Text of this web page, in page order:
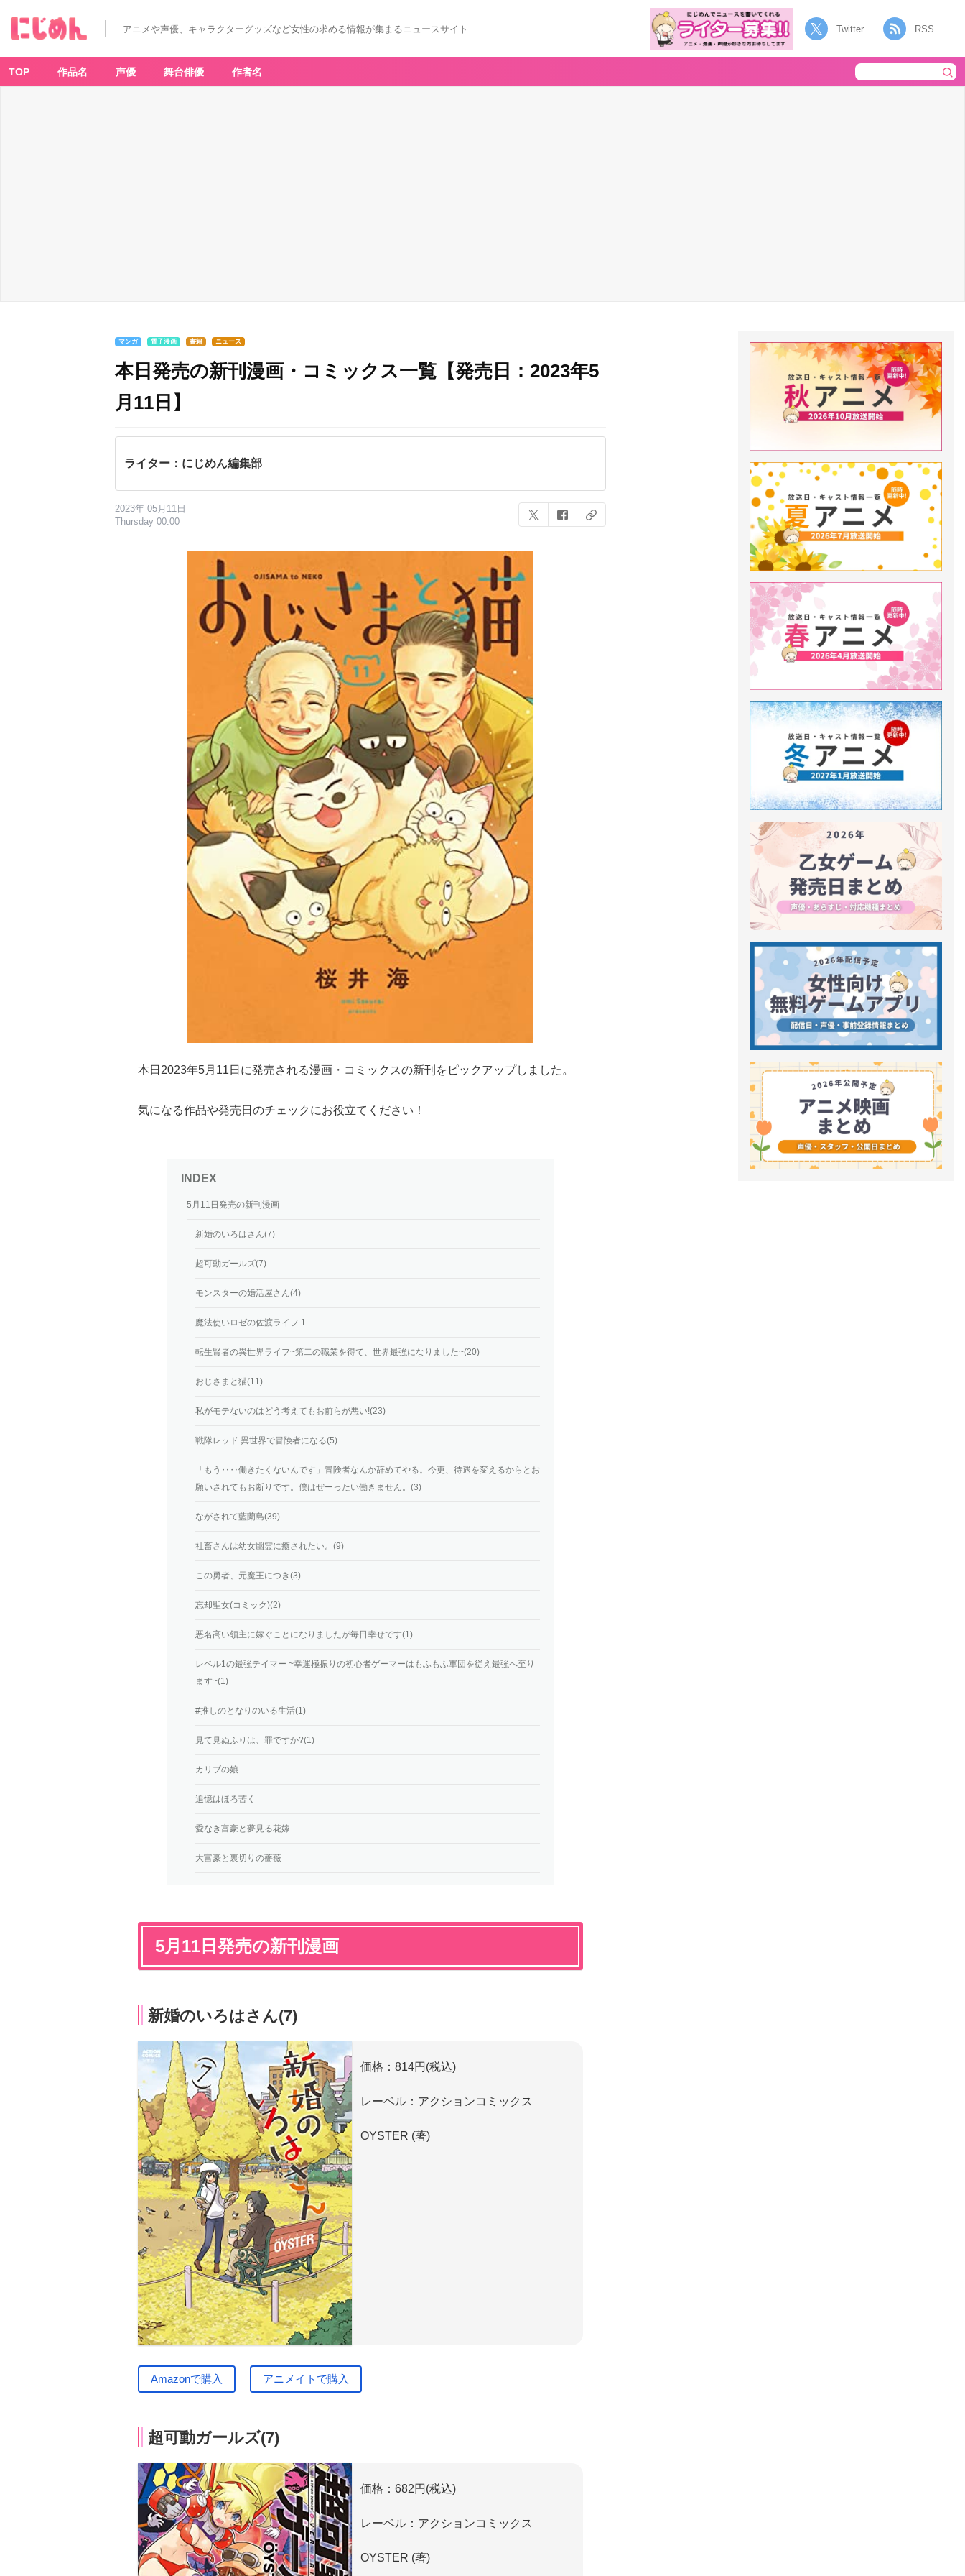
アニメや声優、キャラクターグッズなど女性の求める情報が集まるニュースサイト Twitter RSS
TOP 作品名 声優 舞台俳優 作者名
マンガ 電子漫画 書籍 ニュース
本日発売の新刊漫画・コミックス一覧【発売日：2023年5
月11日】
ライター：にじめん編集部
2023年 05月11日
Thursday 00:00
本日2023年5月11日に発売される漫画・コミックスの新刊をピックアップしました。
気になる作品や発売日のチェックにお役立てください！
5月11日発売の新刊漫画
新婚のいろはさん(7)
超可動ガールズ(7)
モンスターの婚活屋さん(4)
魔法使いロゼの佐渡ライフ 1
転生賢者の異世界ライフ~第二の職業を得て、世界最強になりました~(20)
おじさまと猫(11)
私がモテないのはどう考えてもお前らが悪い!(23)
戦隊レッド 異世界で冒険者になる(5)
「もう‥‥働きたくないんです」冒険者なんか辞めてやる。今更、待遇を変えるからとお
願いされてもお断りです。僕はぜーったい働きません。(3)
ながされて藍蘭島(39)
社畜さんは幼女幽霊に癒されたい。(9)
この勇者、元魔王につき(3)
忘却聖女(コミック)(2)
悪名高い領主に嫁ぐことになりましたが毎日幸せです(1)
レベル1の最強テイマー ~幸運極振りの初心者ゲーマーはもふもふ軍団を従え最強へ至り
ます~(1)
#推しのとなりのいる生活(1)
見て見ぬふりは、罪ですか?(1)
カリブの娘
追憶はほろ苦く
愛なき富豪と夢見る花嫁
大富豪と裏切りの薔薇
5月11日発売の新刊漫画
新婚のいろはさん(7)
価格：814円(税込)
レーベル：アクションコミックス
OYSTER (著)
Amazonで購入 アニメイトで購入
超可動ガールズ(7)
価格：682円(税込)
レーベル：アクションコミックス
OYSTER (著)